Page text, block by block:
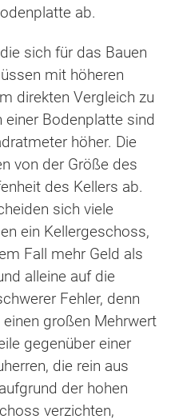
ab.
sich für das Bauen
mit höheren
direkten Vergleich zu
Bodenplatte sind
höher. Die
von der Größe des
des Kellers ab.
sich viele
ein Kellergeschoss,
Fall mehr Geld als
alleine auf die
Fehler, denn
großen Mehrwert
gegenüber einer
die rein aus
der hohen
verzichten,